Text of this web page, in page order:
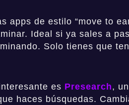
apps de estilo “move to
Ideal si ya sales a
Solo tienes que
es Presearch,
haces búsquedas.